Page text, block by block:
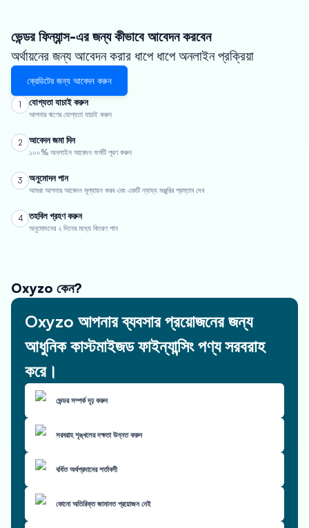
ভেন্ডর ফিন্যান্স-এর জন্য কীভাবে আবেদন করবেন
অর্থায়নের জন্য আবেদন করার ধাপে ধাপে অনলাইন প্রক্রিয়া
ক্রেডিটের জন্য আবেদন করুন
1 যোগ্যতা যাচাই করুন
আপনার ঋণের যোগ্যতা যাচাই করুন
2 আবেদন জমা দিন
১০০% অনলাইন আবেদন ফর্মটি পূরণ করুন
3 অনুমোদন পান
আমরা আপনার আবেদন মূল্যায়ন করব এবং একটি ন্যায্য মঞ্জুরির প্রস্তাব দেব
4 তহবিল গ্রহণ করুন
অনুমোদনের ২ দিনের মধ্যে বিতরণ পান
Oxyzo কেন?
Oxyzo আপনার ব্যবসার প্রয়োজনের জন্য
আধুনিক কাস্টমাইজড ফাইন্যান্সিং পণ্য সরবরাহ
করে।
ভেন্ডর সম্পর্ক দৃঢ় করুন
সরবরাহ শৃঙ্খলের দক্ষতা উন্নত করুন
বর্ধিত অর্থপ্রদানের শর্তাবলী
কোনো অতিরিক্ত জামানত প্রয়োজন নেই